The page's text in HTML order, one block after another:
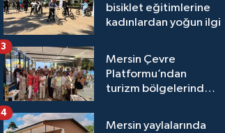
bisiklet eğitimlerine
kadınlardan yoğun ilgi
Mersin Çevre
Platformu’ndan
turizm bölgelerinde
3
Mersin yaylalarında
4